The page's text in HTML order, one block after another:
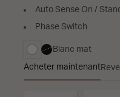
Auto Sense On /
Phase Switch
sélectionné
Blanc mat
Acheter maintenant